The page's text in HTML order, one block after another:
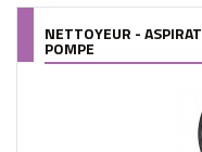
NETTOYEUR -
POMPE